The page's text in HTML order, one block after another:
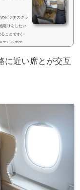
ビジネスクラ
巡りをしたい
ことです(・
ていたので、
ネスクラスでソ
に近い席とが交互